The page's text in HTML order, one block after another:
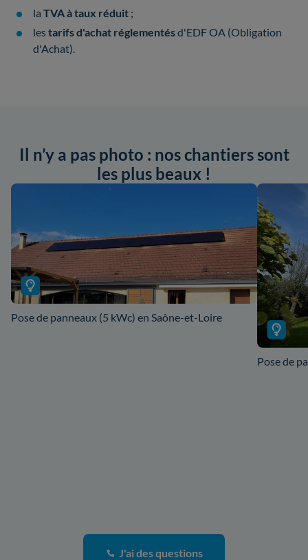
la TVA à taux réduit ;
lestarifs d'achat réglementésd'EDF OA (Obligation
d'Achat).
Il n’y a pas photo : nos chantiers sont
les plus beaux !
Pose de panneaux (5 kWc) en Saône-et-Loire
Pose de
J'ai des questions